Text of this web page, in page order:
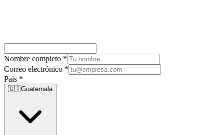
Nombre completo *
Correo electrónico *
País *
🇬🇹Guatemala